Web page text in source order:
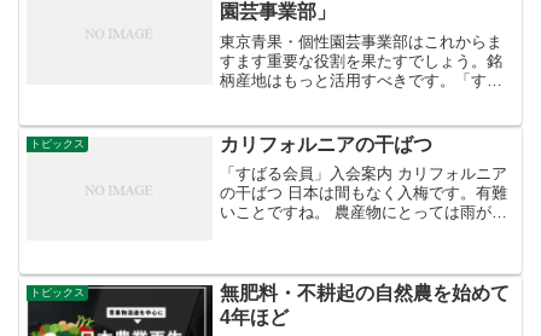
園芸事業部」
東京青果・個性園芸事業部はこれからま
すます重要な役割を果たすでしょう。銘
柄産地はもっと活用すべきです。「すば
トピックス カリフォルニアの干ばつ
「すばる会員」入会案内 カリフォルニア
の干ばつ 日本は間もなく入梅です。有難
いことですね。 農産物にとっては雨が必
水利用の１０％に達しているといわれて
いる。 詳...
トピックス
無肥料・不耕起の自然農を始めて
4年ほど